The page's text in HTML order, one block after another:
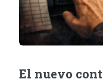
El nuevo